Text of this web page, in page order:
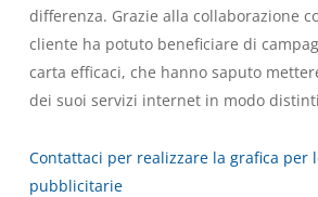
differenza. Grazie alla collaborazione
cliente ha potuto beneficiare di
carta efficaci, che hanno saputo
dei suoi servizi internet in modo
Contattaci per realizzare la grafica per
pubblicitarie